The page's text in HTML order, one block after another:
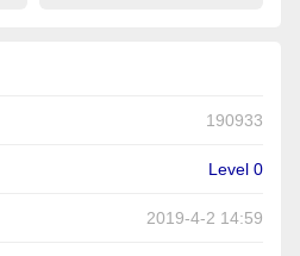
190933
Level 0
2019-4-2 14:59